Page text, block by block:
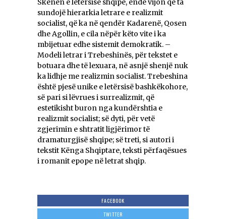
Skenën e letërsisë shqipe, ende vijon që ta
sundojë hierarkia letrare e realizmit
socialist, që ka në qendër Kadarenë, Qosen
dhe Agollin, e cila nëpër këto vite i ka
mbijetuar edhe sistemit demokratik. –
Modeli letrar i Trebeshinës, për tekstet e
botuara dhe të lexuara, në asnjë shenjë nuk
ka lidhje me realizmin socialist. Trebeshina
është pjesë unike e letërsisë bashkëkohore,
së pari si lëvrues i surrealizmit, që
estetikisht buron nga kundërshtia e
realizmit socialist; së dyti, për vetë
zgjerimin e shtratit ligjërimor të
dramaturgjisë shqipe; së treti, si autori i
tekstit Kënga Shqiptare, teksti përfaqësues
i romanit epope në letrat shqip.
FACEBOOK
TWITTER